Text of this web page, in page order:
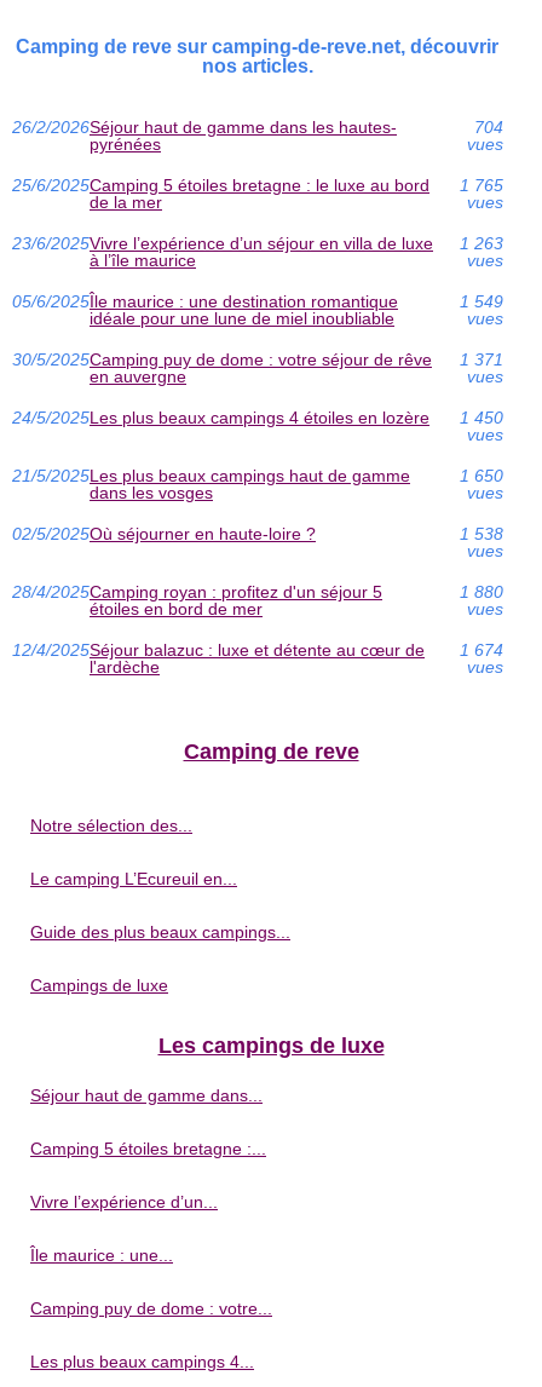
Camping de reve sur camping-de-reve.net, découvrir
nos articles.
26/2/2026Séjour haut de gamme dans les hautes-
pyrénées
704
vues
25/6/2025Camping 5 étoiles bretagne : le luxe au bord
de la mer
1 765
vues
23/6/2025Vivre l’expérience d’un séjour en villa de luxe
à l’île maurice
1 263
vues
05/6/2025Île maurice : une destination romantique
idéale pour une lune de miel inoubliable
1 549
vues
30/5/2025Camping puy de dome : votre séjour de rêve
en auvergne
1 371
vues
24/5/2025Les plus beaux campings 4 étoiles en lozère
1 450
vues
21/5/2025Les plus beaux campings haut de gamme
dans les vosges
1 650
vues
02/5/2025Où séjourner en haute-loire ?
1 538
vues
28/4/2025Camping royan : profitez d'un séjour 5
étoiles en bord de mer
1 880
vues
12/4/2025Séjour balazuc : luxe et détente au cœur de
l'ardèche
1 674
vues
Camping de reve
Notre sélection des...
Le camping L’Ecureuil en...
Guide des plus beaux campings...
Campings de luxe
Les campings de luxe
Séjour haut de gamme dans...
Camping 5 étoiles bretagne :...
Vivre l’expérience d’un...
Île maurice : une...
Camping puy de dome : votre...
Les plus beaux campings 4...